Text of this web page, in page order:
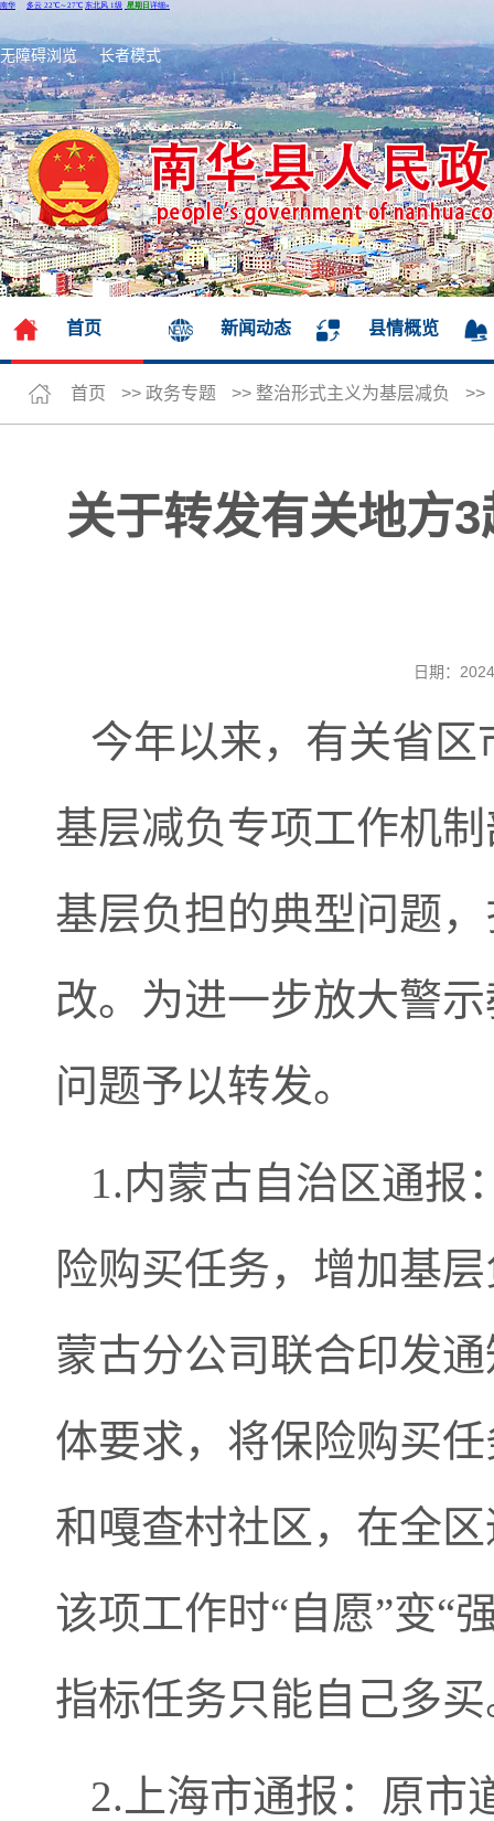
无障碍浏览 长者模式
首页 新闻动态 县情概览
首页 >> 政务专题 >> 整治形式主义为基层减负 >>
关于转发有关地方
日期：
今年以来，有关省
基层减负专项工作机
基层负担的典型问题
改。为进一步放大警
问题予以转发。
1.内蒙古自治区通报
险购买任务，增加基
蒙古分公司联合印发
体要求，将保险购买
和嘎查村社区，在全
该项工作时“自愿”变“
指标任务只能自己多
2.上海市通报：原市